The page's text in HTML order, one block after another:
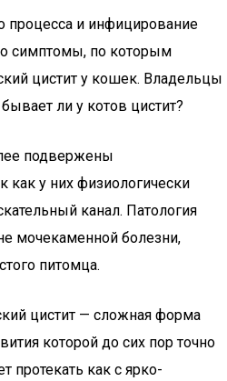
процесса и инфицирование
симптомы, по которым
цистит у кошек. Владельцы
ли у котов цистит?
подвержены
как у них физиологически
канал. Патология
мочекаменной болезни,
питомца.
цистит — сложная форма
которой до сих пор точно
протекать как с ярко-